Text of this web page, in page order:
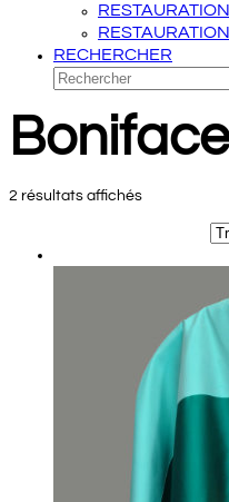
RECHERCHER
Rechercher
Boniface
2 résultats affichés